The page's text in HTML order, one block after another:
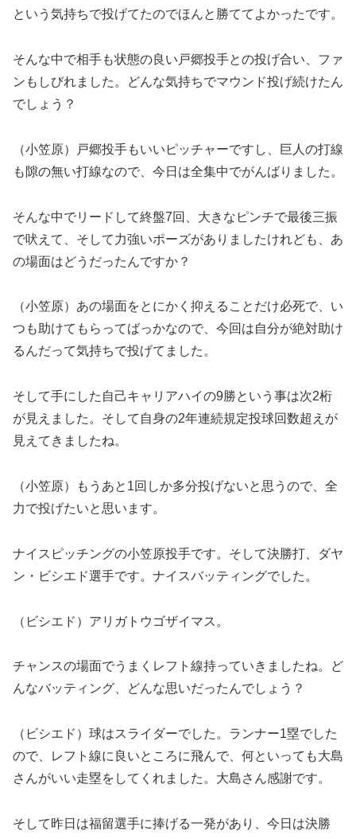
という気持ちで投げてたのでほんと勝ててよかったです。
そんな中で相手も状態の良い戸郷投手との投げ合い、ファ
ンもしびれました。どんな気持ちでマウンド投げ続けたん
でしょう？
（小笠原）戸郷投手もいいピッチャーですし、巨人の打線
も隙の無い打線なので、今日は全集中でがんばりました。
そんな中でリードして終盤7回、大きなピンチで最後三振
で吠えて、そして力強いポーズがありましたけれども、あ
の場面はどうだったんですか？
（小笠原）あの場面をとにかく抑えることだけ必死で、い
つも助けてもらってばっかなので、今回は自分が絶対助け
るんだって気持ちで投げてました。
そして手にした自己キャリアハイの9勝という事は次2桁
が見えました。そして自身の2年連続規定投球回数超えが
見えてきましたね。
（小笠原）もうあと1回しか多分投げないと思うので、全
力で投げたいと思います。
ナイスピッチングの小笠原投手です。そして決勝打、ダヤ
ン・ビシエド選手です。ナイスバッティングでした。
（ビシエド）アリガトウゴザイマス。
チャンスの場面でうまくレフト線持っていきましたね。ど
んなバッティング、どんな思いだったんでしょう？
（ビシエド）球はスライダーでした。ランナー1塁でした
ので、レフト線に良いところに飛んで、何といっても大島
さんがいい走塁をしてくれました。大島さん感謝です。
そして昨日は福留選手に捧げる一発があり、今日は決勝